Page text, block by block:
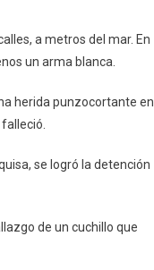
a metros del mar. En
un arma blanca.
herida punzocortante en
se logró la detención
de un cuchillo que